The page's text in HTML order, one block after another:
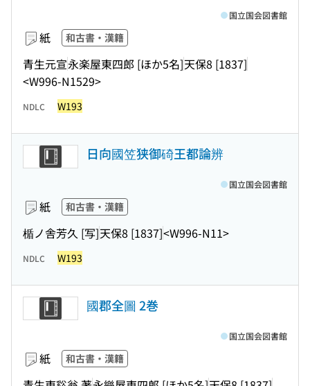
紙 和古書・漢籍
青生元宣永楽屋東四郎 [ほか5名]天保8 [1837]
<W996-N1529>
国立国会図書館
NDLC W193
日向國笠狭御碕王都論辨
紙 和古書・漢籍
楯ノ舎芳久 [写]天保8 [1837]<W996-N11>
国立国会図書館
NDLC W193
國郡全圖 2巻
紙 和古書・漢籍
国立国会図書館